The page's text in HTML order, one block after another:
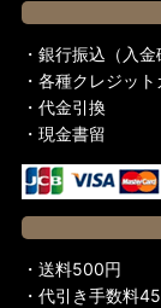
・銀行振込（入金
・各種クレジッ
・代金引換
・現金書留
・送料500円
・代引き手数料